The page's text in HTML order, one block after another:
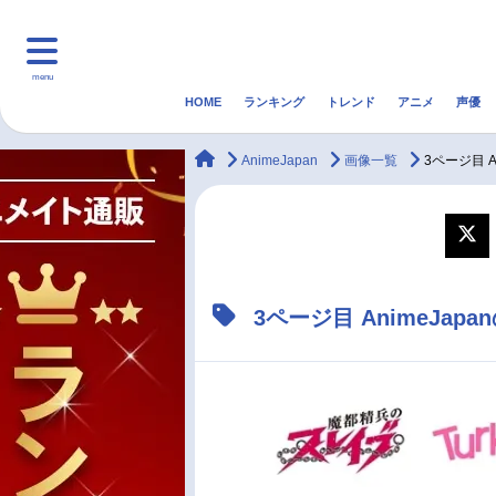
menu
マンガ・ラノベ 音楽
アニメ記事一覧
声優記事一覧
HOME ランキング トレンド アニメ 声優
animateTimes
AnimeJapan 画像一覧 3ページ目
3ページ目